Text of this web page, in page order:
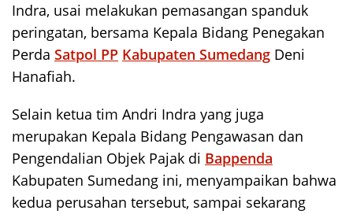
Indra, usai melakukan pemasangan spanduk
peringatan, bersama Kepala Bidang Penegakan
Perda Satpol PP Kabupaten Sumedang Deni
Hanafiah.
Selain ketua tim Andri Indra yang juga
merupakan Kepala Bidang Pengawasan dan
Pengendalian Objek Pajak di Bappenda
Kabupaten Sumedang ini, menyampaikan bahwa
kedua perusahan tersebut, sampai sekarang